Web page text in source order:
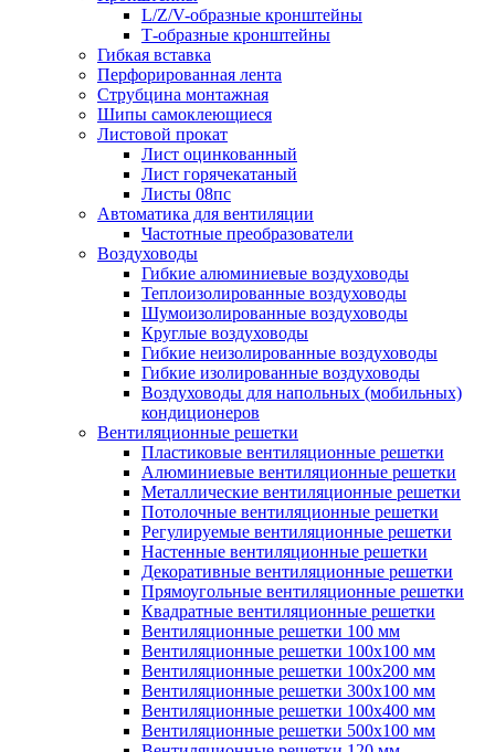
L/Z/V-образные кронштейны
Т-образные кронштейны
Гибкая вставка
Перфорированная лента
Струбцина монтажная
Шипы самоклеющиеся
Листовой прокат
Лист оцинкованный
Лист горячекатаный
Листы 08пс
Автоматика для вентиляции
Частотные преобразователи
Воздуховоды
Гибкие алюминиевые воздуховоды
Теплоизолированные воздуховоды
Шумоизолированные воздуховоды
Круглые воздуховоды
Гибкие неизолированные воздуховоды
Гибкие изолированные воздуховоды
Воздуховоды для напольных (мобильных)
кондиционеров
Вентиляционные решетки
Пластиковые вентиляционные решетки
Алюминиевые вентиляционные решетки
Металлические вентиляционные решетки
Потолочные вентиляционные решетки
Регулируемые вентиляционные решетки
Настенные вентиляционные решетки
Декоративные вентиляционные решетки
Прямоугольные вентиляционные решетки
Квадратные вентиляционные решетки
Вентиляционные решетки 100 мм
Вентиляционные решетки 100х100 мм
Вентиляционные решетки 100х200 мм
Вентиляционные решетки 300х100 мм
Вентиляционные решетки 100х400 мм
Вентиляционные решетки 500х100 мм